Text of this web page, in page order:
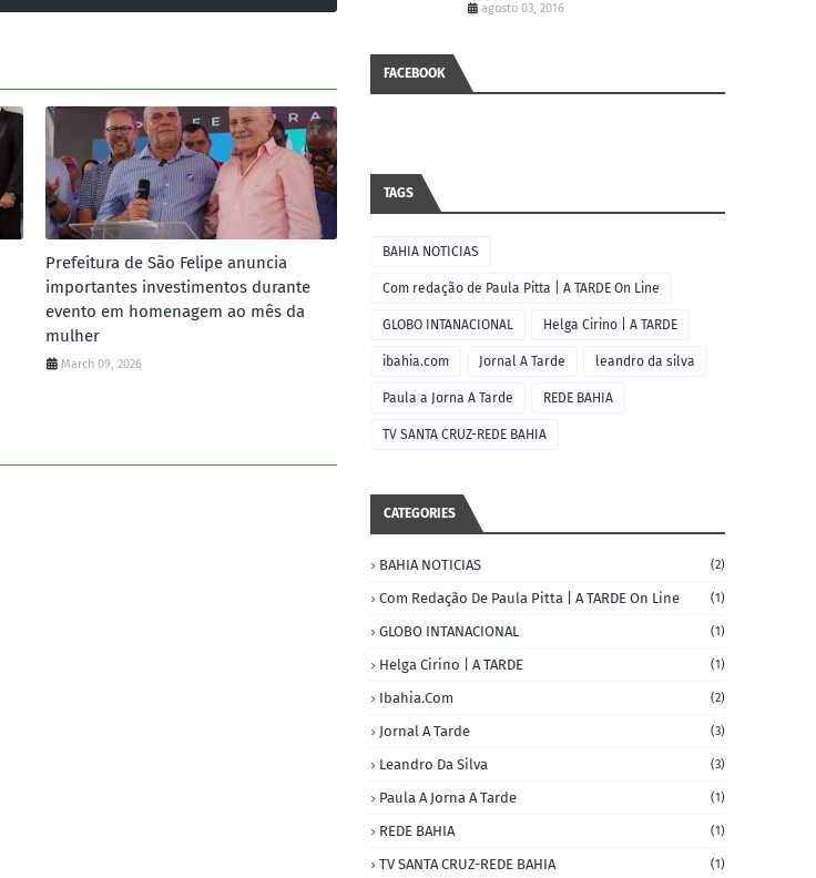
Prefeitura de São Felipe anuncia
importantes investimentos durante
evento em homenagem ao mês da
mulher
March 09, 2026
agosto 03, 2016
FACEBOOK
TAGS
BAHIA NOTICIAS
Com redação de Paula Pitta | A TARDE On Line
GLOBO INTANACIONAL Helga Cirino | A TARDE
ibahia.com Jornal A Tarde leandro da silva
Paula a Jorna A Tarde REDE BAHIA
TV SANTA CRUZ-REDE BAHIA
CATEGORIES
BAHIA NOTICIAS (2)
Com Redação De Paula Pitta | A TARDE On Line (1)
GLOBO INTANACIONAL (1)
Helga Cirino | A TARDE (1)
Ibahia.com (2)
Jornal A Tarde (3)
Leandro Da Silva (3)
Paula A Jorna A Tarde (1)
REDE BAHIA (1)
TV SANTA CRUZ-REDE BAHIA (1)